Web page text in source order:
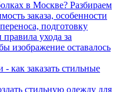
в Москве? Разбираем
заказа, особенности
подготовку
ухода за
изображение оставалось
- как заказать стильные
стильную одежду для